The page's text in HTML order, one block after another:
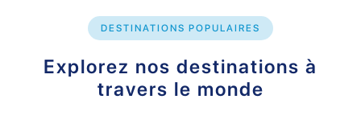
DESTINATIONS POPULAIRES
Explorez nos destinations à
travers le monde